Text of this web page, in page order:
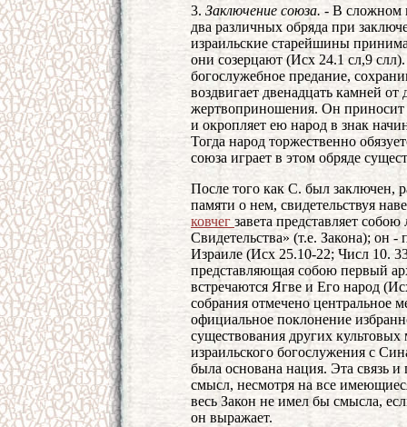
3. Заключение союза. - В сложном
два различных обряда при
израильские старейшины
они созерцают (Исх 24.1 сл,9
богослужебное предание,
воздвигает двенадцать камней
жертвоприношения. Он приносит
и окропляет ею народ в знак
Тогда народ торжественно
союза играет в этом обряде
После того как С. был заключен,
памяти о нем, свидетельствуя
ковчег завета представляет
Свидетельства» (т.е. Закона); он
Израиле (Исх 25.10-22; Числ 10.
представляющая собою первый
встречаются Ягве и Его народ
собрания отмечено центральное
официальное поклонение
существования других культовых
израильского богослужения с
была основана нация. Эта связь
смысл, несмотря на все
весь Закон не имел бы смысла,
он выражает.